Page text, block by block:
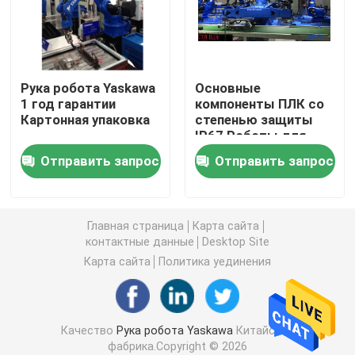
Рука робота Yaskawa
зрение робота 3D
Робототехнические рабочие места
Защитный чехол робота
Позиционер робота
Рука робота Yaskawa
1 год гарантии
Картонная упаковка
Отправить запрос
Основные
компоненты ПЛК со
степенью защиты
IP67 Роботы для
промышленной
автоматизации
Отправить запрос
Главная страница
Карта сайта
контактные данные
Desktop Site
Карта сайта
Политика уединения
Качество Рука робота Yaskawa Китайская
фабрика.Copyright © 2026